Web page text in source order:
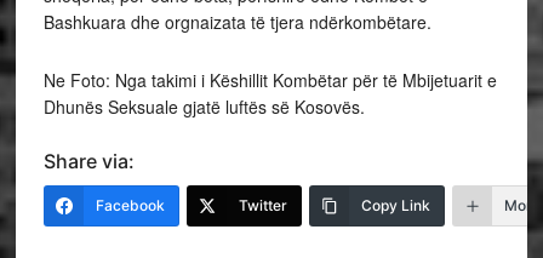
Bashkuara dhe orgnaizata të tjera ndërkombëtare.
Ne Foto: Nga takimi i Këshillit Kombëtar për të Mbijetuarit e
Dhunës Seksuale gjatë luftës së Kosovës.
Share via:
Facebook Twitter Copy Link More